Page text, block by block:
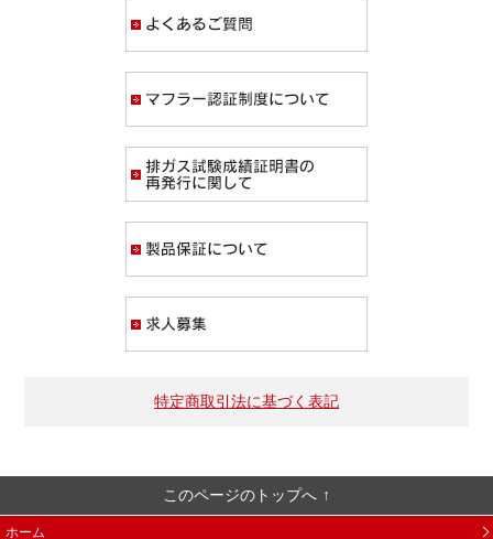
特定商取引法に基づく表記
このページのトップへ
ホーム